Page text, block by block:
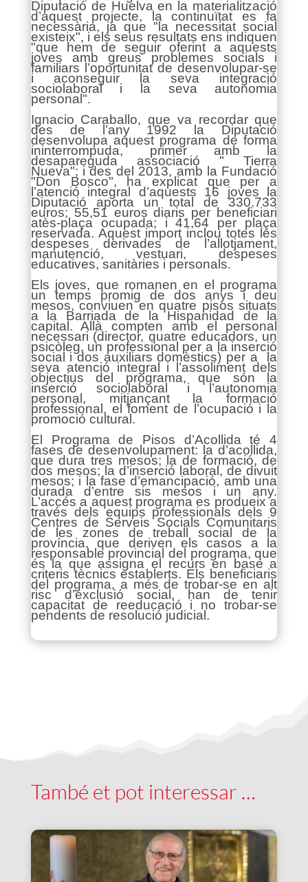
Diputació de Huelva en la materialització
d’aquest projecte, la continuïtat es fa
necessària, ja que "la necessitat social
existeix", i els seus resultats ens indiquen
"que hem de seguir oferint a aquests
joves amb greus problemes socials i
familiars l’oportunitat de desenvolupar-se
i aconseguir la seva integració
sociolaboral i la seva autonomia
personal".
Ignacio Caraballo, que va recordar que
des de l’any 1992 la Diputació
desenvolupa aquest programa de forma
ininterrompuda, primer amb la
desapareguda associació " Tierra
Nueva"; i des del 2013, amb la Fundació
"Don Bosco", ha explicat que per a
l’atenció integral d’aquests 16 joves la
Diputació aporta un total de 330.733
euros; 55,51 euros diaris per beneficiari
atès-plaça ocupada; i 41,64 per plaça
reservada. Aquest import inclou totes les
despeses derivades de l’allotjament,
manutenció, vestuari, despeses
educatives, sanitàries i personals.
Els joves, que romanen en el programa
un temps promig de dos anys i deu
mesos, conviuen en quatre pisos situats
a la Barriada de la Hispanidad de la
capital. Allà compten amb el personal
necessari (director, quatre educadors, un
psicòleg, un professional per a la inserció
social i dos auxiliars domèstics) per a la
seva atenció integral i l’assoliment dels
objectius del programa, que són la
inserció sociolaboral i l’autonomia
personal, mitjançant la formació
professional, el foment de l’ocupació i la
promoció cultural.
El Programa de Pisos d’Acollida té 4
fases de desenvolupament: la d’acollida,
que dura tres mesos; la de formació, de
dos mesos; la d’inserció laboral, de divuit
mesos; i la fase d’emancipació, amb una
durada d’entre sis mesos i un any.
L’accés a aquest programa es produeix a
través dels equips professionals dels 9
Centres de Serveis Socials Comunitaris
de les zones de treball social de la
província, que deriven els casos a la
responsable provincial del programa, que
és la que assigna el recurs en base a
criteris tècnics establerts. Els beneficiaris
del programa, a més de trobar-se en alt
risc d’exclusió social, han de tenir
capacitat de reeducació i no trobar-se
pendents de resolució judicial.
També et pot interessar …